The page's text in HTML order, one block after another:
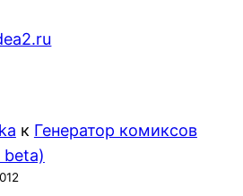
к Генератор комиксов
beta)